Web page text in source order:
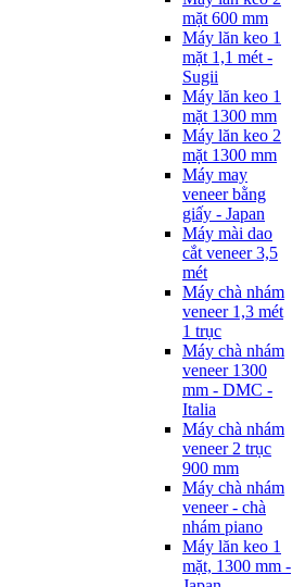
mặt 600 mm
Máy lăn keo 1
mặt 1,1 mét -
Sugii
Máy lăn keo 1
mặt 1300 mm
Máy lăn keo 2
mặt 1300 mm
Máy may
veneer bằng
giấy - Japan
Máy mài dao
cắt veneer 3,5
mét
Máy chà nhám
veneer 1,3 mét
1 trục
Máy chà nhám
veneer 1300
mm - DMC -
Italia
Máy chà nhám
veneer 2 trục
900 mm
Máy chà nhám
veneer - chà
nhám piano
Máy lăn keo 1
mặt, 1300 mm -